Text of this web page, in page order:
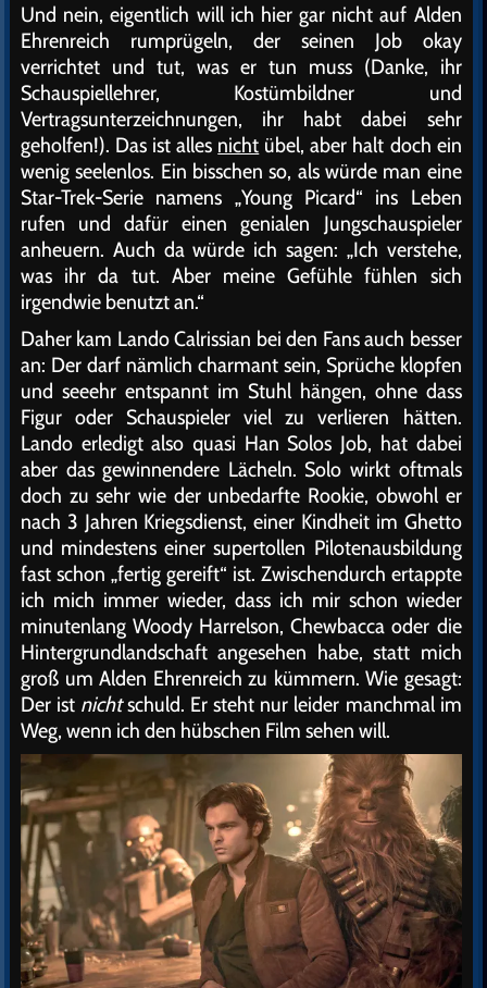
Und nein, eigentlich will ich hier gar nicht auf Alden
Ehrenreich rumprügeln, der seinen Job okay
verrichtet und tut, was er tun muss (Danke, ihr
Schauspiellehrer, Kostümbildner und
Vertragsunterzeichnungen, ihr habt dabei sehr
geholfen!). Das ist alles nicht übel, aber halt doch ein
wenig seelenlos. Ein bisschen so, als würde man eine
Star-Trek-Serie namens „Young Picard“ ins Leben
rufen und dafür einen genialen Jungschauspieler
anheuern. Auch da würde ich sagen: „Ich verstehe,
was ihr da tut. Aber meine Gefühle fühlen sich
irgendwie benutzt an.“
Daher kam Lando Calrissian bei den Fans auch besser
an: Der darf nämlich charmant sein, Sprüche klopfen
und seeehr entspannt im Stuhl hängen, ohne dass
Figur oder Schauspieler viel zu verlieren hätten.
Lando erledigt also quasi Han Solos Job, hat dabei
aber das gewinnendere Lächeln. Solo wirkt oftmals
doch zu sehr wie der unbedarfte Rookie, obwohl er
nach 3 Jahren Kriegsdienst, einer Kindheit im Ghetto
und mindestens einer supertollen Pilotenausbildung
fast schon „fertig gereift“ ist. Zwischendurch ertappte
ich mich immer wieder, dass ich mir schon wieder
minutenlang Woody Harrelson, Chewbacca oder die
Hintergrundlandschaft angesehen habe, statt mich
groß um Alden Ehrenreich zu kümmern. Wie gesagt:
Der ist nichtschuld. Er steht nur leider manchmal im
Weg, wenn ich den hübschen Film sehen will.